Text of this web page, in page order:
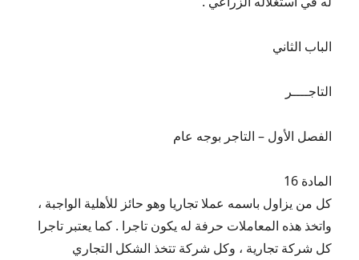
الباب الثاني
التاجــــر
الفصل الأول – التاجر بوجه عام
المادة 16
كل من يزاول باسمه عملا تجاريا وهو حائز للأهلية الواجبة ،
واتخذ هذه المعاملات حرفة له يكون تاجرا . كما يعتبر تاجرا
كل شركة تجارية ، وكل شركة تتخذ الشكل التجاري